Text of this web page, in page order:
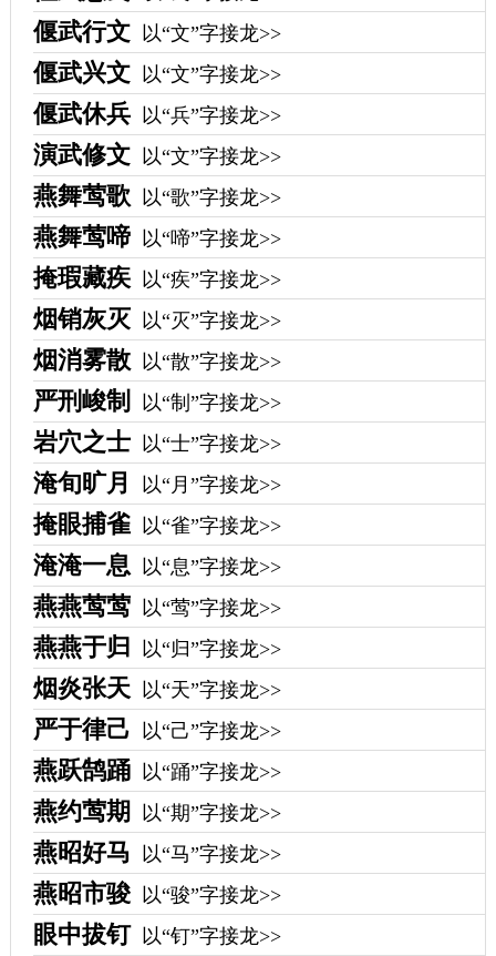
偃武行文 以“文”字接龙>>
偃武兴文 以“文”字接龙>>
偃武休兵 以“兵”字接龙>>
演武修文 以“文”字接龙>>
燕舞莺歌 以“歌”字接龙>>
燕舞莺啼 以“啼”字接龙>>
掩瑕藏疾 以“疾”字接龙>>
烟销灰灭 以“灭”字接龙>>
烟消雾散 以“散”字接龙>>
严刑峻制 以“制”字接龙>>
岩穴之士 以“士”字接龙>>
淹旬旷月 以“月”字接龙>>
掩眼捕雀 以“雀”字接龙>>
淹淹一息 以“息”字接龙>>
燕燕莺莺 以“莺”字接龙>>
燕燕于归 以“归”字接龙>>
烟炎张天 以“天”字接龙>>
严于律己 以“己”字接龙>>
燕跃鹄踊 以“踊”字接龙>>
燕约莺期 以“期”字接龙>>
燕昭好马 以“马”字接龙>>
燕昭市骏 以“骏”字接龙>>
眼中拔钉 以“钉”字接龙>>